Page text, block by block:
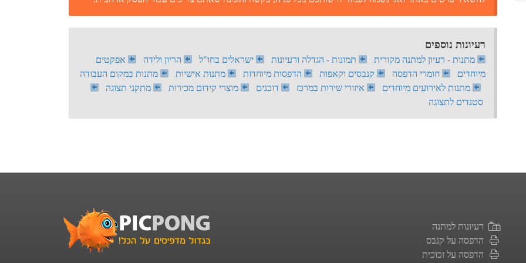
רעיונות נוספים
מתנות - רעיון למתנה מקורית תמונות - הגדלה ורעיונות ישראלים בחו"ל הריון ולידה
אפקטים
מיוחדים
חומרי הדפסה קנבסים וקאפות הדפסות מיוחדות מתנות אישיות
מתנות במקום העבודה
מתנות לאירועים מיוחדים
איזורי שירות במרכז דוכנים מוצרי קידום מכירות
מתקני תצוגה
סטנדים לתצוגה
רעיונות למתנה
הדפסה על קנבס
הדפסה על זכוכית